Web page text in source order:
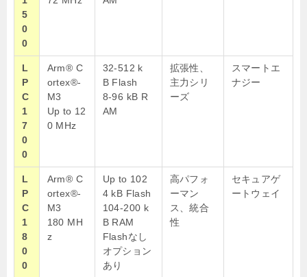
5
0
0
L
P
C
1
7
0
0
Arm® C
ortex®-
M3
Up to 12
0 MHz
32-512 k
B Flash
8-96 kB R
AM
拡張性、
主力シリ
ーズ
スマートエ
ナジー
L
P
C
1
8
0
0
Arm® C
ortex®-
M3
180 MH
z
Up to 102
4 kB Flash
104-200 k
B RAM
Flashなし
オプション
あり
高パフォ
ーマン
ス、統合
性
セキュアゲ
ートウェイ